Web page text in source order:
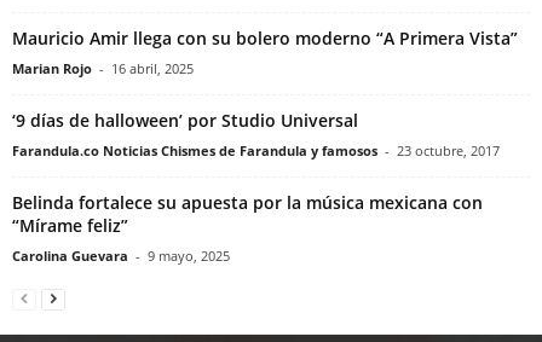
Mauricio Amir llega con su bolero moderno “A Primera Vista”
Marian Rojo - 16 abril, 2025
‘9 días de halloween’ por Studio Universal
Farandula.co Noticias Chismes de Farandula y famosos - 23 octubre, 2017
Belinda fortalece su apuesta por la música mexicana con
“Mírame feliz”
Carolina Guevara - 9 mayo, 2025